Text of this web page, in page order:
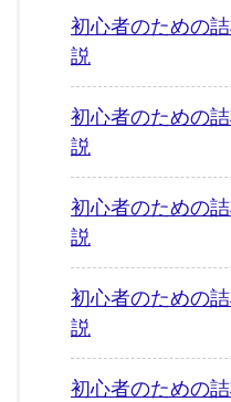
初心者のための
説
初心者のための
説
初心者のための
説
初心者のための
説
初心者のための